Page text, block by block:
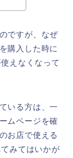
ですが、なぜ
購入した時に
えなくなって
いる方は、一
ムページを確
お店で使える
みてはいかが